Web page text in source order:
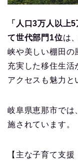
「人口3万人以上
て世代部門1位は
峡や美しい棚田の
充実した移住生活
アクセスも魅力と
岐阜県恵那市では
施されています。
【主な子育て支援